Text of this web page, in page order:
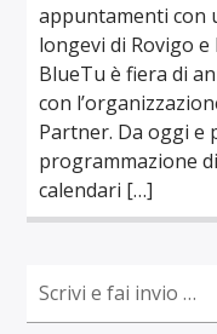
appuntamenti con
longevi di Rovigo e
BlueTu è fiera di
con
Partner. Da oggi e
programmazione
calendari […]